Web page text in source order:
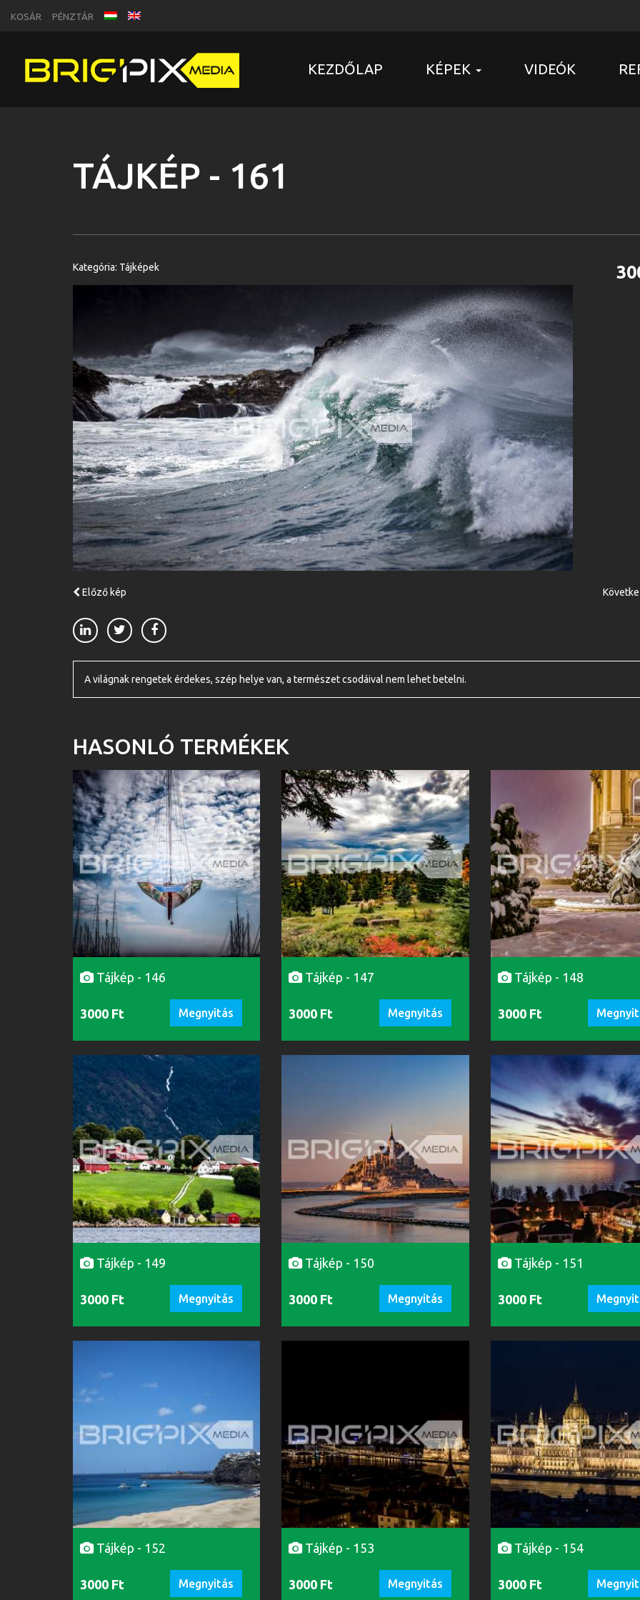
KOSÁR PÉNZTÁR
KEZDŐLAP KÉPEK VIDEÓK
TÁJKÉP - 161
Kategória: Tájképek
Előző kép
A világnak rengetek érdekes, szép helye van, a természet csodáival nem lehet betelni.
HASONLÓ TERMÉKEK
Tájkép - 146
3000 Ft Megnyitás
Tájkép - 147
3000 Ft Megnyitás
Tájkép - 148
3000 Ft
Tájkép - 149
3000 Ft Megnyitás
Tájkép - 150
3000 Ft Megnyitás
Tájkép - 151
3000 Ft
Tájkép - 152
3000 Ft Megnyitás
Tájkép - 153
3000 Ft Megnyitás
Tájkép - 154
3000 Ft